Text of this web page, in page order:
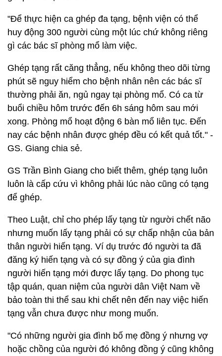
"Để thực hiện ca ghép đa tạng, bệnh viện có thể
huy động 300 người cùng một lúc chứ không riêng
gì các bác sĩ phòng mổ làm việc.
Ghép tạng rất căng thẳng, nếu không theo dõi từng
phút sẽ nguy hiểm cho bệnh nhân nên các bác sĩ
thường phải ăn, ngủ ngay tại phòng mổ. Có ca từ
buổi chiều hôm trước đến 6h sáng hôm sau mới
xong. Phòng mổ hoạt động 6 bàn mổ liên tục. Đến
nay các bệnh nhân được ghép đều có kết quả tốt." -
GS. Giang chia sẻ.
GS Trần Bình Giang cho biết thêm, ghép tạng luôn
luôn là cấp cứu vì không phải lúc nào cũng có tạng
để ghép.
Theo Luật, chỉ cho phép lấy tạng từ người chết não
nhưng muốn lấy tạng phải có sự chấp nhận của bản
thân người hiến tạng. Ví dụ trước đó người ta đã
đăng ký hiến tạng và có sự đồng ý của gia đình
người hiến tạng mới được lấy tạng. Do phong tục
tập quán, quan niệm của người dân Việt Nam về
bảo toàn thi thể sau khi chết nên đến nay việc hiến
tạng vẫn chưa được như mong muốn.
"Có những người gia đình bố mẹ đồng ý nhưng vợ
hoặc chồng của người đó không đồng ý cũng không